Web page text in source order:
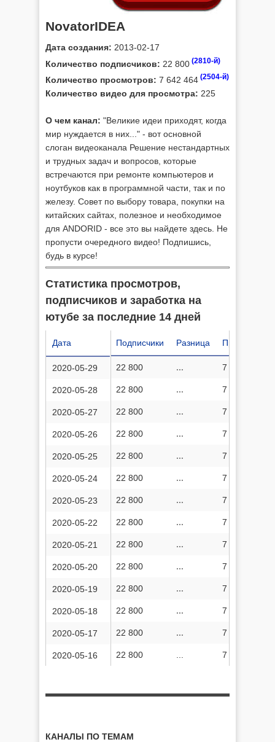
NovatorIDEA
Дата создания: 2013-02-17
Количество подписчиков: 22 800 (2810-й)
Количество просмотров: 7 642 464 (2504-й)
Количество видео для просмотра: 225
О чем канал: "Великие идеи приходят, когда
мир нуждается в них..." - вот основной
слоган видеоканала Решение нестандартных
и трудных задач и вопросов, которые
встречаются при ремонте компьютеров и
ноутбуков как в программной части, так и по
железу. Совет по выбору товара, покупки на
китайских сайтах, полезное и необходимое
для ANDORID - все это вы найдете здесь. Не
пропусти очередного видео! Подпишись,
будь в курсе!
Статистика просмотров,
подписчиков и заработка на
ютубе за последние 14 дней
Подписчики Разница Просмотров
22 800 ... 7 642 464
22 800 ... 7 641 626
22 800 ... 7 640 848
22 800 ... 7 639 969
22 800 ... 7 639 051
22 800 ... 7 638 165
22 800 ... 7 637 267
22 800 ... 7 636 491
22 800 ... 7 705 189
22 800 ... 7 704 354
22 800 ... 7 703 527
22 800 ... 7 702 499
22 800 ... 7 701 758
22 800 7 700 891
Дата
2020-05-29
2020-05-28
2020-05-27
2020-05-26
2020-05-25
2020-05-24
2020-05-23
2020-05-22
2020-05-21
2020-05-20
2020-05-19
2020-05-18
2020-05-17
2020-05-16
КАНАЛЫ ПО ТЕМАМ